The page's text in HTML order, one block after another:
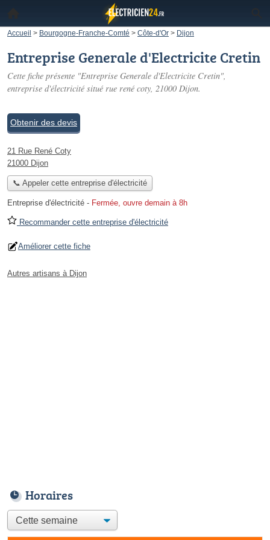
Accueil > Bourgogne-Franche-Comté > Côte-d'Or > Dijon
Entreprise Generale d'Electricite Cretin
Cette fiche présente "Entreprise Generale d'Electricite Cretin",
entreprise d'électricité situé rue rené coty, 21000 Dijon.
Obtenir des devis
21 Rue René Coty
21000 Dijon
📞 Appeler cette entreprise d'électricité
Entreprise d'électricité - Fermée, ouvre demain à 8h
Recommander cette entreprise d'électricité
Améliorer cette fiche
Autres artisans à Dijon
Horaires